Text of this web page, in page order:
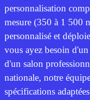
personnalisation
mesure (350 à 1 500
personnalisé et
vous ayez besoin
d'un salon
nationale, notre
spécifications